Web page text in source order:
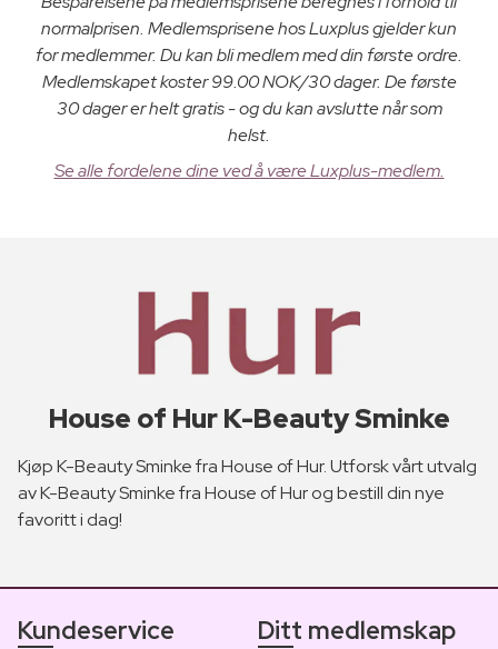
normalprisen. Medlemsprisene hos Luxplus gjelder kun
for medlemmer. Du kan bli medlem med din første ordre.
Medlemskapet koster 99.00 NOK/30 dager. De første
30 dager er helt gratis - og du kan avslutte når som
helst.
Se alle fordelene dine ved å være Luxplus-medlem.
House of Hur K-Beauty Sminke
Kjøp K-Beauty Sminke fra House of Hur. Utforsk vårt utvalg
av K-Beauty Sminke fra House of Hur og bestill din nye
favoritt i dag!
Kundeservice Ditt medlemskap